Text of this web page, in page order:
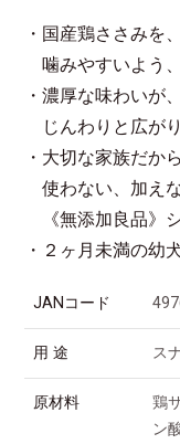
・国産鶏ささみを
噛みやすいよう
・濃厚な味わいが
じんわりと広がり
・大切な家族だか
使わない、加え
《無添加良品》
・２ヶ月未満の幼
JANコード
用 途 ス
原材料
鶏
ン